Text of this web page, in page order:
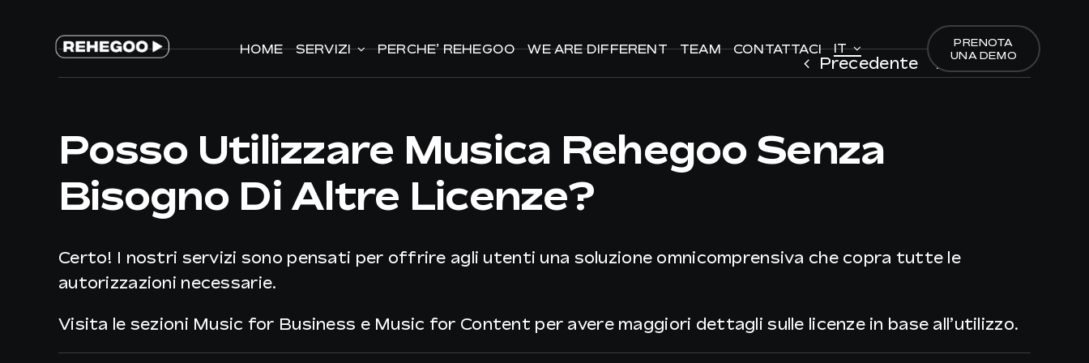
contenuto
HOME SERVIZI PERCHE’ REHEGOO WE ARE DIFFERENT TEAM CONTATTACI IT
PRENOTA
UNA DEMO
HOME SERVIZI PERCHE’ REHEGOO WE ARE DIFFERENT TEAM CONTATTACI IT
PRENOTA
UNA DEMO
Precedente Prossimo
Posso Utilizzare Musica Rehegoo Senza
Bisogno Di Altre Licenze?
Certo! I nostri servizi sono pensati per offrire agli utenti una soluzione omnicomprensiva che copra tutte le
autorizzazioni necessarie.
Visita le sezioni Music for Business e Music for Content per avere maggiori dettagli sulle licenze in base all’utilizzo.